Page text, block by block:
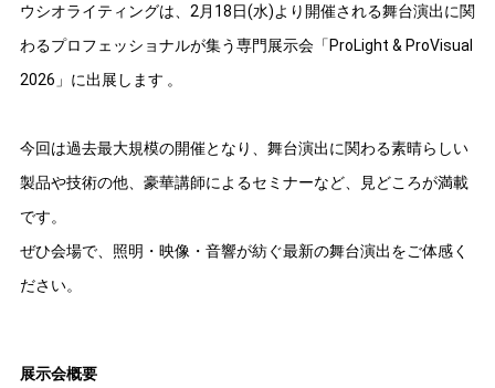
ウシオライティングは、2月18日(水)より開催される舞台演出に関
わるプロフェッショナルが集う専門展示会「ProLight & ProVisual
2026」に出展します 。
今回は過去最大規模の開催となり、舞台演出に関わる素晴らしい
製品や技術の他、豪華講師によるセミナーなど、見どころが満載
です。
ぜひ会場で、照明・映像・音響が紡ぐ最新の舞台演出をご体感く
ださい。
展示会概要